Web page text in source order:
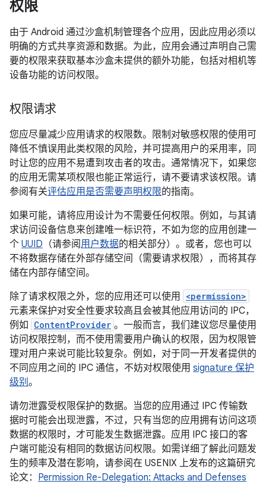
权限
由于 Android 通过沙盒机制管理各个应用，因此应用必须以
明确的方式共享资源和数据。为此，应用会通过声明自己需
要的权限来获取基本沙盒未提供的额外功能，包括对相机等
设备功能的访问权限。
权限请求
您应尽量减少应用请求的权限数。限制对敏感权限的使用可
降低不慎误用此类权限的风险，并可提高用户的采用率，同
时让您的应用不易遭到攻击者的攻击。通常情况下，如果您
的应用无需某项权限也能正常运行，请不要请求该权限。请
参阅有关评估应用是否需要声明权限的指南。
如果可能，请将应用设计为不需要任何权限。例如，与其请
求访问设备信息来创建唯一标识符，不如为您的应用创建一
个 UUID （请参阅 用户数据的相关部分）。或者，您也可以
不将数据存储在外部存储空间（需要请求权限），而将其存
储在内部存储空间。
除了请求权限之外，您的应用还可以使用
<permission>
元素来保护对安全性要求较高且会被其他应用访问的 IPC，
例如
ContentProvider 。一般而言，我们建议您尽量使用
访问权限控制，而不使用需要用户确认的权限，因为权限管
理对用户来说可能比较复杂。例如，对于同一开发者提供的
不同应用之间的 IPC 通信，不妨对权限使用 signature 保护
级别。
请勿泄露受权限保护的数据。当您的应用通过 IPC 传输数
据时可能会出现泄露，不过，只有当您的应用拥有访问这项
数据的权限时，才可能发生数据泄露。应用 IPC 接口的客
户端可能没有相同的数据访问权限。如需详细了解此问题发
生的频率及潜在影响，请参阅在 USENIX 上发布的这篇研究
论文： Permission Re-Delegation: Attacks and Defenses